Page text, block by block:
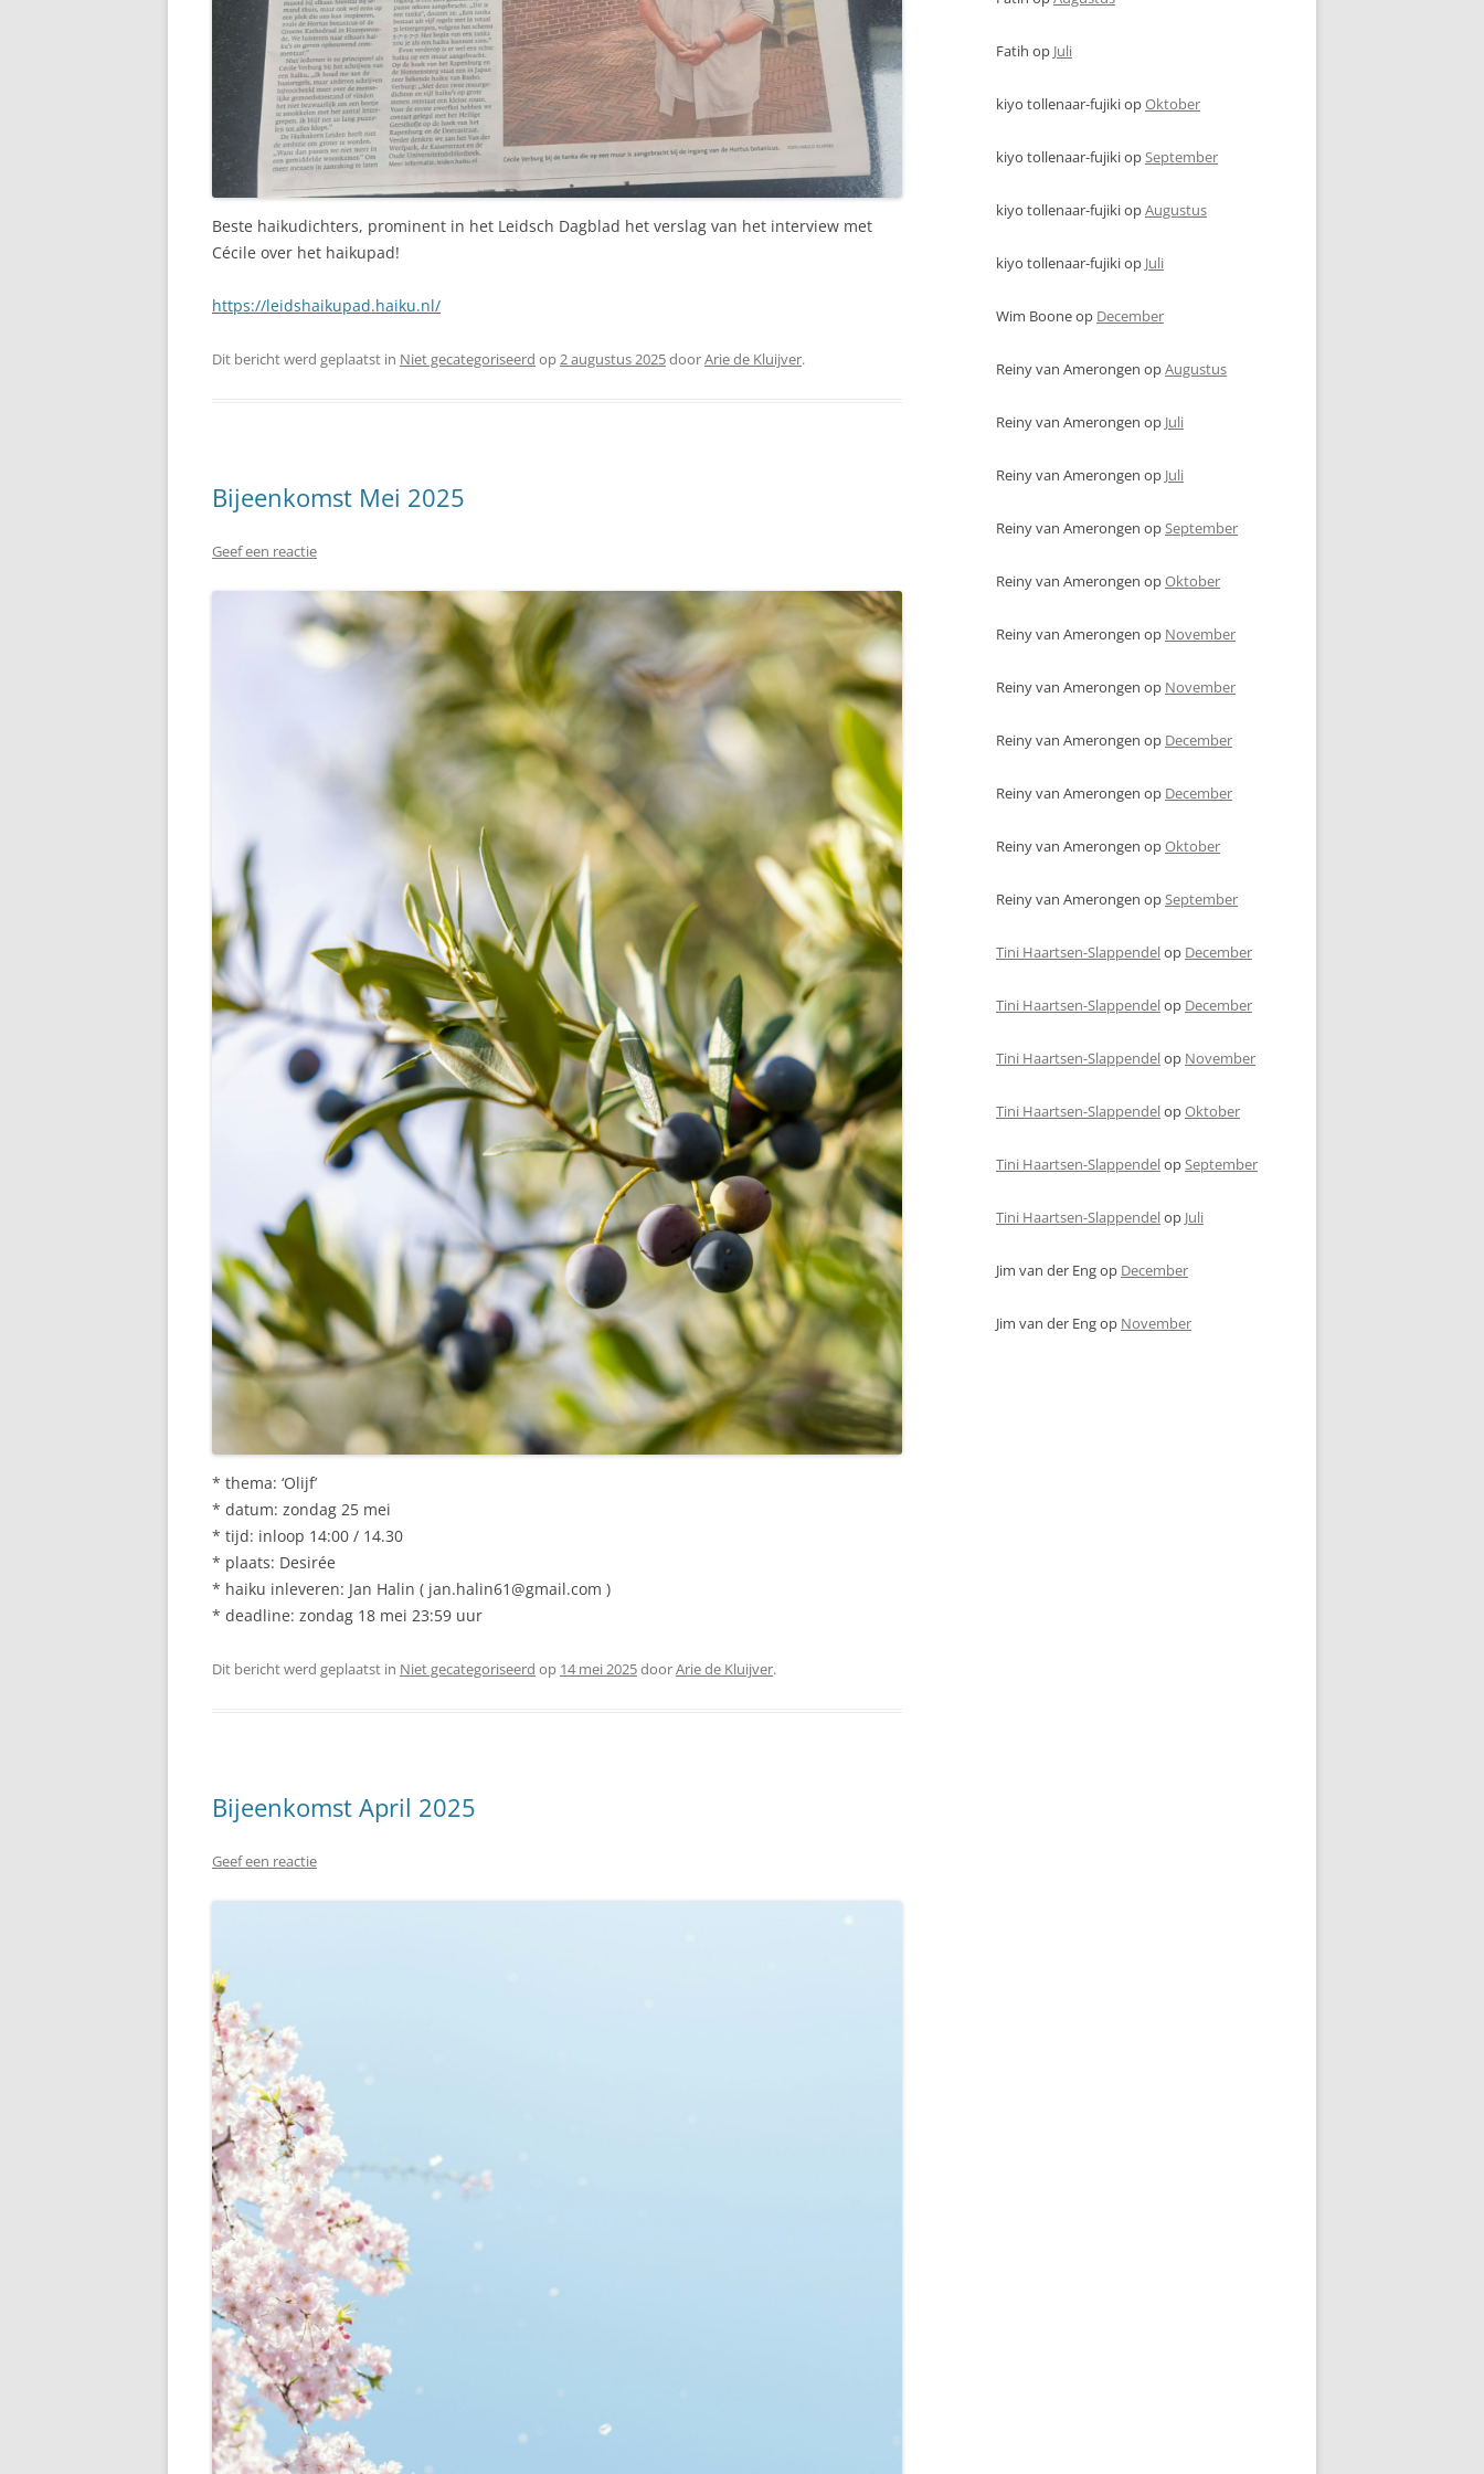
Beste haikudichters, prominent in het Leidsch Dagblad het verslag van het interview met
Cécile over het haikupad!
https://leidshaikupad.haiku.nl/
Dit bericht werd geplaatst in Niet gecategoriseerd op2 augustus 2025doorArie de Kluijver.
Bijeenkomst Mei 2025
Geef een reactie
* thema: ‘Olijf’
* datum: zondag 25 mei
* tijd: inloop 14:00 / 14.30
* plaats: Desirée
* haiku inleveren: Jan Halin ( jan.halin61@gmail.com )
* deadline: zondag 18 mei 23:59 uur
Dit bericht werd geplaatst in Niet gecategoriseerd op 14 mei 2025doorArie de Kluijver.
Bijeenkomst April 2025
Geef een reactie
Fatih op Juli
kiyo tollenaar-fujikiopOktober
kiyo tollenaar-fujikiopSeptember
kiyo tollenaar-fujikiopAugustus
kiyo tollenaar-fujikiop Juli
Wim Booneop December
Reiny van Amerongen opAugustus
Reiny van Amerongen op Juli
Reiny van Amerongen op Juli
Reiny van Amerongen opSeptember
Reiny van Amerongen opOktober
Reiny van Amerongen op November
Reiny van Amerongen op November
Reiny van Amerongen op December
Reiny van Amerongen op December
Reiny van Amerongen opOktober
Reiny van Amerongen opSeptember
Tini Haartsen-Slappendelop December
Tini Haartsen-Slappendelop December
Tini Haartsen-Slappendelop November
Tini Haartsen-SlappendelopOktober
Tini Haartsen-SlappendelopSeptember
Tini Haartsen-Slappendelop Juli
Jim van der Engop December
Jim van der Engop November